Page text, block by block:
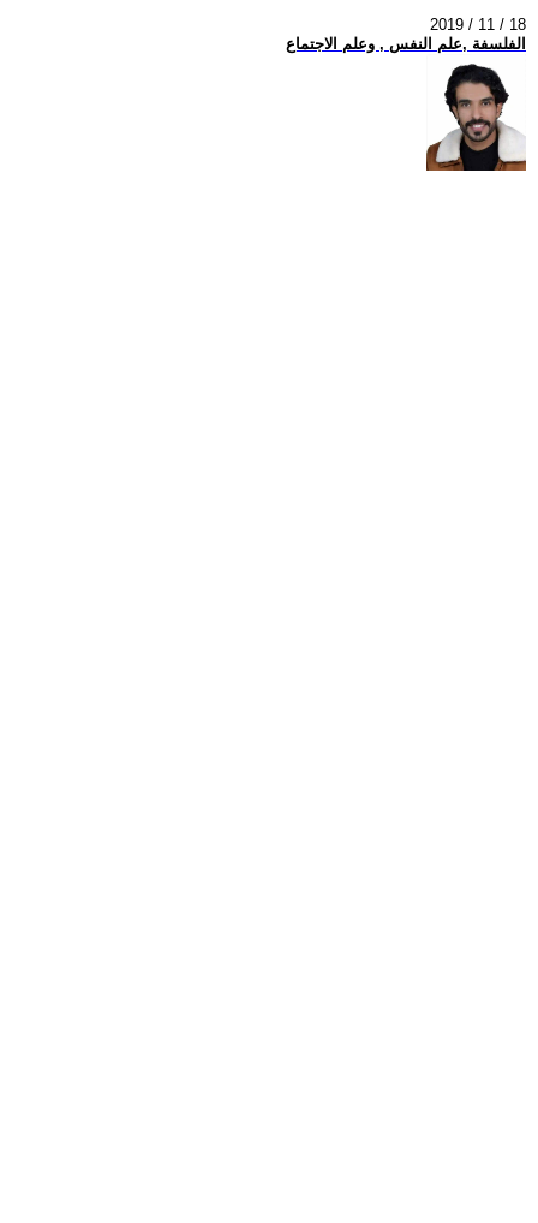
2019 / 11 / 18
الفلسفة ,علم النفس , وعلم الاجتماع